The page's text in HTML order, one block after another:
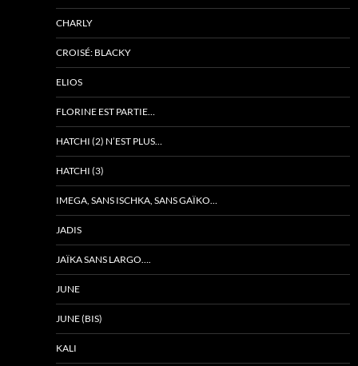
CHARLY
CROISÉ: BLACKY
ELIOS
FLORINE EST PARTIE…
HATCHI (2) N’EST PLUS…
HATCHI (3)
IMEGA, SANS ISCHKA, SANS GAÏKO…
JADIS
JAÏKA SANS LARGO….
JUNE
JUNE (BIS)
KALI